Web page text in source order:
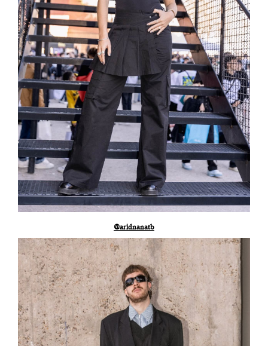
@aridnanatb